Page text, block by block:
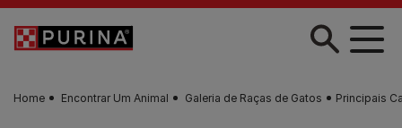
Skip to main content
Home Encontrar Um Animal Galeria de Raças de Gatos Principais